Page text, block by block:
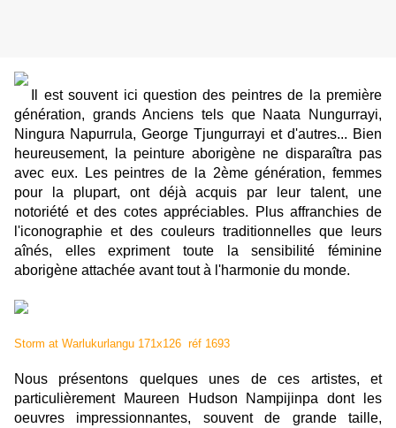
Il est souvent ici question des peintres de la première
génération, grands Anciens tels que Naata Nungurrayi,
Ningura Napurrula, George Tjungurrayi et d'autres... Bien
heureusement, la peinture aborigène ne disparaîtra pas
avec eux. Les peintres de la 2ème génération, femmes
pour la plupart, ont déjà acquis par leur talent, une
notoriété et des cotes appréciables. Plus affranchies de
l'iconographie et des couleurs traditionnelles que leurs
aînés, elles expriment toute la sensibilité féminine
aborigène attachée avant tout à l'harmonie du monde.
Storm at Warlukurlangu 171x126 réf 1693
Nous présentons quelques unes de ces artistes, et
particulièrement Maureen Hudson Nampijinpa dont les
oeuvres impressionnantes, souvent de grande taille,